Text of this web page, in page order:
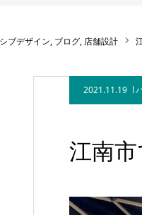
ブデザイン ブログ 店舗設計
2021.11.19
江南